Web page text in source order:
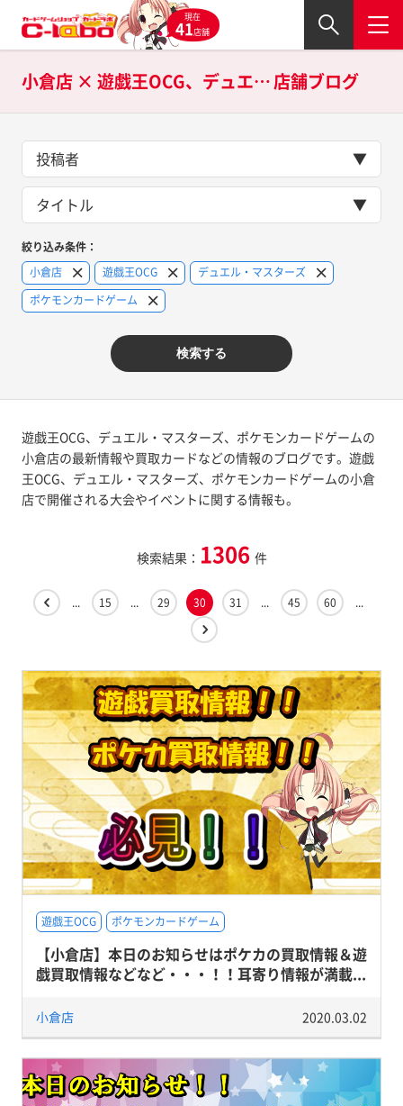
現在
41店舗
小倉店 × 遊戯王OCG、デュエル・マスターズ、ポケモンカードゲームの店舗ブログ
投稿者
タイトル
絞り込み条件：
小倉店
遊戯王OCG
デュエル・マスターズ
ポケモンカードゲーム
検索する
遊戯王OCG、デュエル・マスターズ、ポケモンカードゲームの
小倉店の最新情報や買取カードなどの情報のブログです。遊戯
王OCG、デュエル・マスターズ、ポケモンカードゲームの小倉
店で開催される大会やイベントに関する情報も。
検索結果： 1306 件
... 15 ... 29 30 31 ... 45 60 ...
遊戯王OCG ポケモンカードゲーム
【小倉店】本日のお知らせはポケカの買取情報＆遊
戯買取情報などなど・・・！！耳寄り情報が満載...
小倉店 2020.03.02